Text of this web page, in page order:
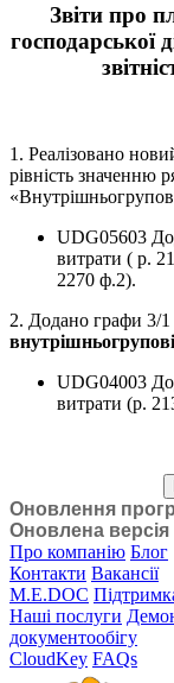
Звіти про
господарської
1. Реалізовано
рівність значенню
UDG05603
витpати ( p.
2270 ф.2).
2. Додано графи 3/1
внутрішньогрупові
UDG04003
витpати (p.
Оновлення
Оновлена
Про компанію Блог
Контакти Вакансії
M.E.DOC
Наші послуги
документообігу
CloudKey FAQs